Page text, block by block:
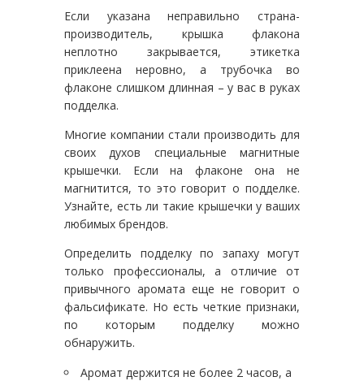
Если указана неправильно страна-
производитель, крышка флакона
неплотно закрывается, этикетка
приклеена неровно, а трубочка во
флаконе слишком длинная – у вас в руках
подделка.
Многие компании стали производить для
своих духов специальные магнитные
крышечки. Если на флаконе она не
магнитится, то это говорит о подделке.
Узнайте, есть ли такие крышечки у ваших
любимых брендов.
Определить подделку по запаху могут
только профессионалы, а отличие от
привычного аромата еще не говорит о
фальсификате. Но есть четкие признаки,
по которым подделку можно
обнаружить.
Аромат держится не более 2 часов, а